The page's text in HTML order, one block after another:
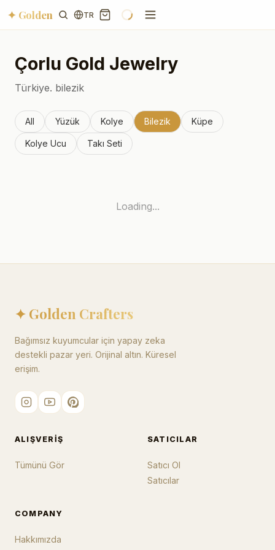
✦ Golden TR
Çorlu Gold Jewelry
Türkiye. bilezik
All Yüzük Kolye Bilezik Küpe
Kolye Ucu Takı Seti
Loading...
✦ Golden Crafters
Bağımsız kuyumcular için yapay zeka
destekli pazar yeri. Orijinal altın. Küresel
erişim.
ALIŞVERIŞ
Tümünü Gör
SATICILAR
Satıcı Ol
Satıcılar
COMPANY
Hakkımızda